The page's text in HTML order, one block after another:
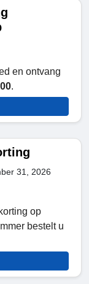
en ontvang
.
31, 2026
op
bestelt u